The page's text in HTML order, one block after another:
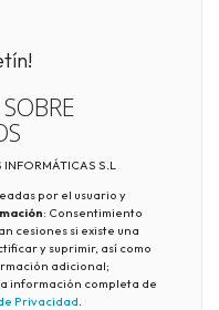
S.L
por el usuario y
: Consentimiento
cesiones si existe una
y suprimir, así como
adicional;
información completa de
Privacidad